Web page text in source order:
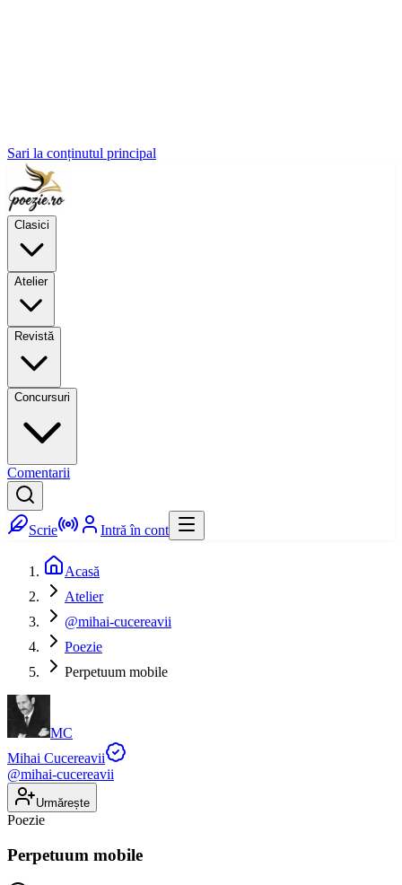
Sari la conținutul principal
Clasici
Atelier
Revistă
Concursuri
Comentarii
Scrie Intră în cont
Acasă
Atelier
@mihai-cucereavii
Poezie
Perpetuum mobile
MC
Mihai Cucereavii
@mihai-cucereavii
Urmărește
Poezie
Perpetuum mobile